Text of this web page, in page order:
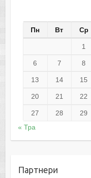
Пн Вт Ср
1
6 7 8
13 14 15
20 21 22
27 28 29
« Тра
Партнери